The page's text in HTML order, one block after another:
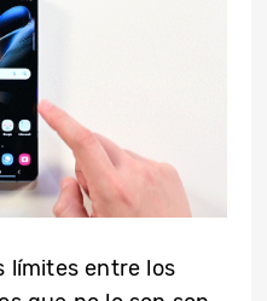
límites entre los